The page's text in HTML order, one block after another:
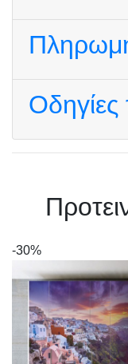
-30%